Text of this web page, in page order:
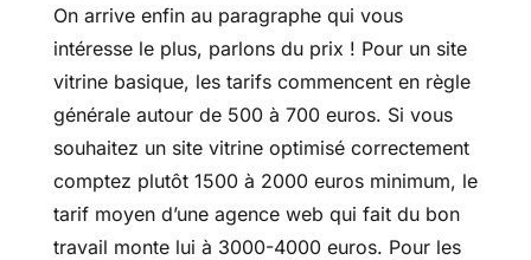
On arrive enfin au paragraphe qui vous
intéresse le plus, parlons du prix ! Pour un site
vitrine basique, les tarifs commencent en règle
générale autour de 500 à 700 euros. Si vous
souhaitez un site vitrine optimisé correctement
comptez plutôt 1500 à 2000 euros minimum, le
tarif moyen d’une agence web qui fait du bon
travail monte lui à 3000-4000 euros. Pour les